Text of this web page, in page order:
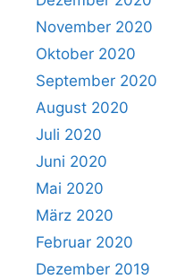
November 2020
Oktober 2020
September 2020
August 2020
Juli 2020
Juni 2020
Mai 2020
März 2020
Februar 2020
Dezember 2019